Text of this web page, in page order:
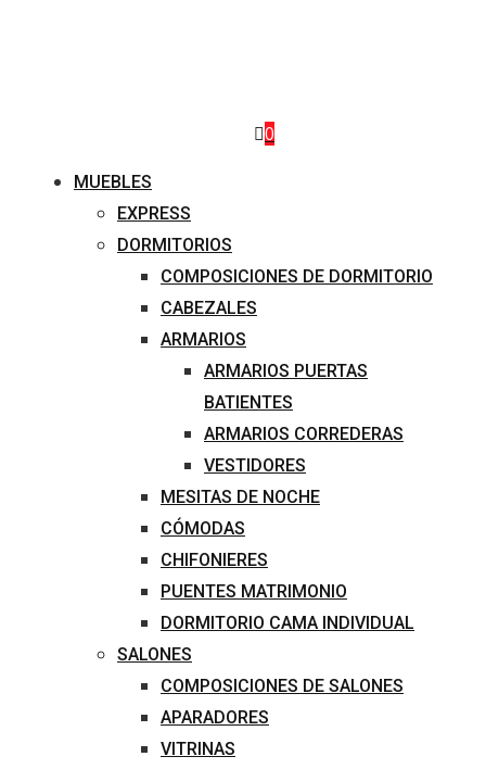
0
MUEBLES
EXPRESS
DORMITORIOS
COMPOSICIONES DE DORMITORIO
CABEZALES
ARMARIOS
ARMARIOS PUERTAS
BATIENTES
ARMARIOS CORREDERAS
VESTIDORES
MESITAS DE NOCHE
CÓMODAS
CHIFONIERES
PUENTES MATRIMONIO
DORMITORIO CAMA INDIVIDUAL
SALONES
COMPOSICIONES DE SALONES
APARADORES
VITRINAS